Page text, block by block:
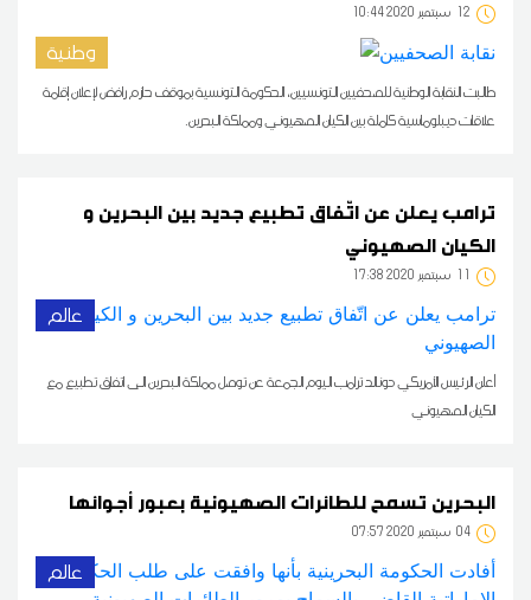
12 10:44 2020 سبتمبر
وطنية
طالبت النقابة الوطنية للصحفيين التونسيين، الحكومة التونسية بموقف حازم رافض لإعلان إقامة
علاقات ديبلوماسية كاملة بين الكيان الصهيوني ومملكة البحرين.
ترامب يعلن عن اتّفاق تطبيع جديد بين البحرين و
الكيان الصهيوني
11 17:38 2020 سبتمبر
عالم
أعلن الرئيس الأمريكي دونالد ترامب اليوم الجمعة عن توصل مملكة البحرين الى اتفاق تطبيع مع
الكيان الصهيوني
البحرين تسمح للطائرات الصهيونية بعبور أجوائها
04 07:57 2020 سبتمبر
عالم